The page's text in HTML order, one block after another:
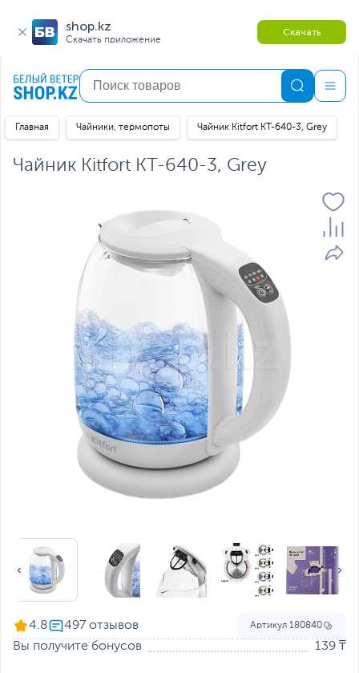
shop.kz
Скачать приложение
Скачать
Главная Чайники, термопоты Чайник Kitfort KT-640-3, Grey
Чайник Kitfort KT-640-3, Grey
4.8 Артикул 180840
Вы получите бонусов 139 ₸